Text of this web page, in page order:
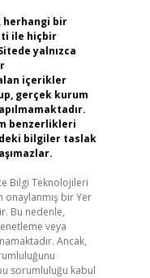
herhangi bir
ile hiçbir
yalnızca
içerikler
gerçek kurum
benzerlikleri
bilgiler taslak
Bilgi Teknolojileri
onaylanmış bir Yer
Bu nedenle,
veya
Ancak,
sorumluluğu kabul